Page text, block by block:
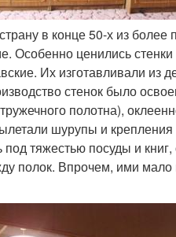
в конце 50-х из более
Особенно ценились
Их изготавливали из
стенок было
полотна),
шурупы и
тяжестью посуды и
полок. Впрочем, ими мало